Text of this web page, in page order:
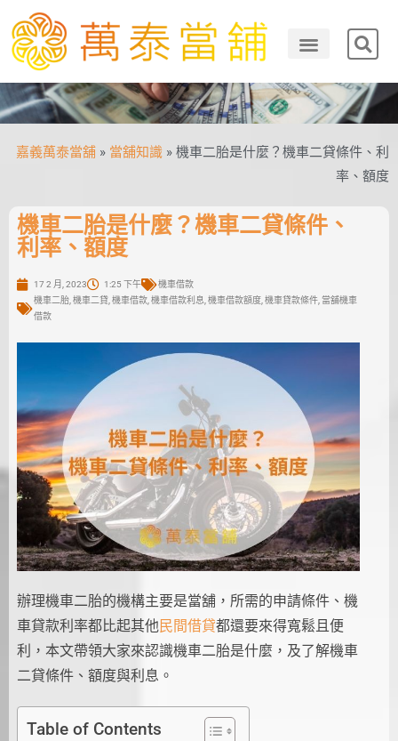
嘉義萬泰當舖 » 當舖知識 » 機車二胎是什麼？機車二貸條件、利
率、額度
機車二胎是什麼？機車二貸條件、
利率、額度
17 2 月, 2023 1:25 下午
機車借款
機車二胎, 機車二貸, 機車借款, 機車借款利息 機車借款額度, 機車貸款條件, 當舖機車
借款
辦理機車二胎的機構主要是當舖，所需的申請條件、機
車貸款利率都比起其他 民間借貸都還要來得寬鬆且便
利，本文帶領大家來認識機車二胎是什麼，及了解機車
二貸條件、額度與利息。
Table of Contents